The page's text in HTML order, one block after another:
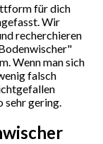
für dich
Wir
recherchieren
Wenn man sich
falsch
sehr gering.